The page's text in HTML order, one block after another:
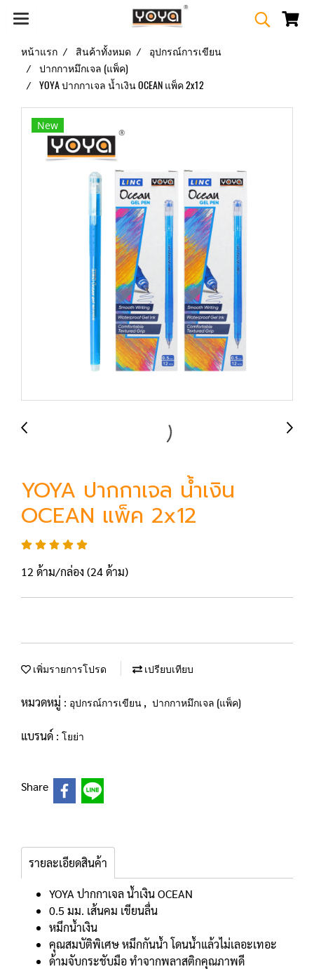
หน้าแรก สินค้าทั้งหมด
อุปกรณ์การเขียน
ปากกาหมึกเจล (แพ็ค)
YOYA ปากกาเจล น้ำเงิน OCEAN แพ็ค 2x12
New
YOYA ปากกาเจล น้ำเงิน
OCEAN แพ็ค 2x12
12 ด้าม/กล่อง (24 ด้าม)
เพิ่มรายการโปรด เปรียบเทียบ
หมวดหมู่ : อุปกรณ์การเขียน , ปากกาหมึกเจล (แพ็ค)
แบรนด์ : โยย่า
Share
รายละเอียดสินค้า
YOYA ปากกาเจล น้ำเงิน OCEAN
0.5 มม. เส้นคม เขียนลื่น
หมึกน้ำเงิน
คุณสมบัติพิเศษ หมึกกันน้ำ โดนน้ำแล้วไม่เลอะเทอะ
ด้ามจับกระชับมือ ทำจากพลาสติกคุณภาพดี